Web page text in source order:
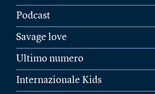
Podcast
Savage love
Ultimo numero
Internazionale Kids